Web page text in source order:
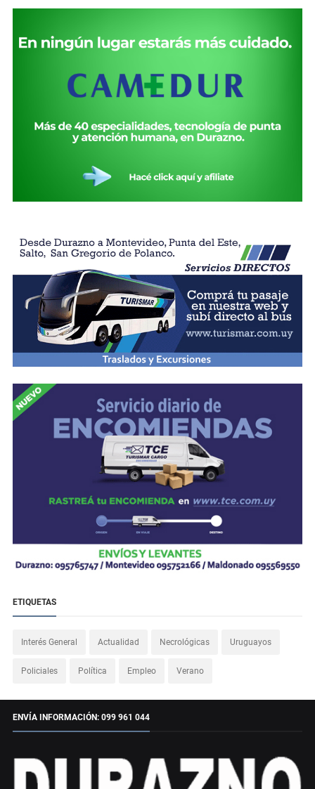
ETIQUETAS
Interés General Actualidad Necrológicas Uruguayos
Policiales Política Empleo Verano
ENVÍA INFORMACIÓN: 099 961 044